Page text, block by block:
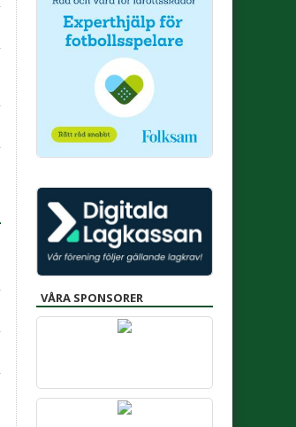
VÅRA SPONSORER